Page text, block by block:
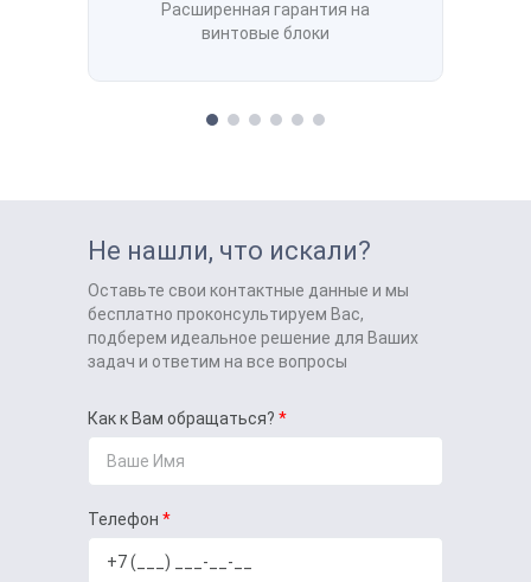
Расширенная гарантия на
винтовые блоки
Не нашли, что искали?
Оставьте свои контактные данные и мы
бесплатно проконсультируем Вас,
подберем идеальное решение для Ваших
задач и ответим на все вопросы
Как к Вам обращаться?
Телефон